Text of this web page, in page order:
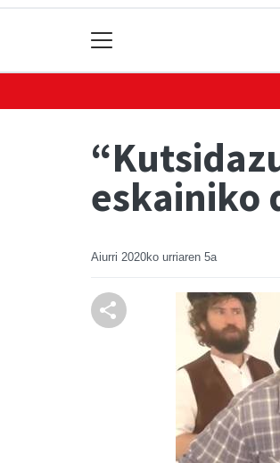
eskainiko
Aiurri 2020ko urriaren 5a